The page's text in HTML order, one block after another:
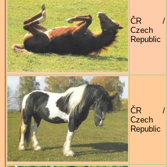
ČR /
Czech
Republic
ČR /
Czech
Republic